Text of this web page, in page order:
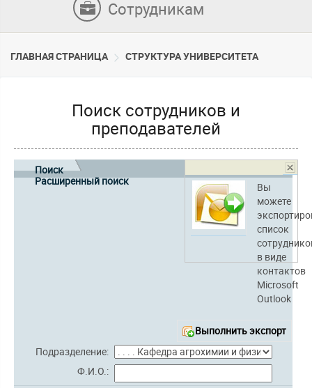
Сотрудникам
ГЛАВНАЯ СТРАНИЦА CТРУКТУРА УНИВЕРСИТЕТА
Поиск сотрудников и
преподавателей
Вы
можете
список
в виде
контактов
Microsoft
Outlook
Выполнить экспорт
Поиск
Расширенный поиск
Подразделение:
Ф.И.О.: